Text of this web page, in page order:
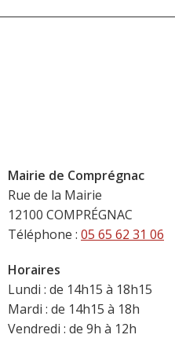
Mairie de Comprégnac
Rue de la Mairie
12100 COMPRÉGNAC
Téléphone : 05 65 62 31 06
Horaires
Lundi : de 14h15 à 18h15
Mardi : de 14h15 à 18h
Vendredi : de 9h à 12h